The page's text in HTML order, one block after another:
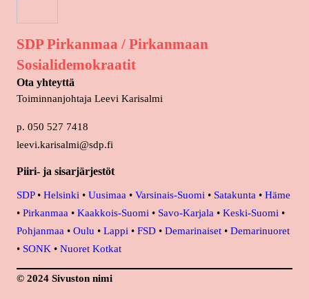
SDP Pirkanmaa / Pirkanmaan
Sosialidemokraatit
Ota yhteyttä
Toiminnanjohtaja Leevi Karisalmi
p. 050 527 7418
leevi.karisalmi@sdp.fi
Piiri- ja sisarjärjestöt
SDP• Helsinki • Uusimaa • Varsinais-Suomi • Satakunta • Häme
• Pirkanmaa • Kaakkois-Suomi • Savo-Karjala • Keski-Suomi •
Pohjanmaa • Oulu • Lappi • FSD • Demarinaiset • Demarinuoret
• SONK • Nuoret Kotkat
© 2024 Sivuston nimi